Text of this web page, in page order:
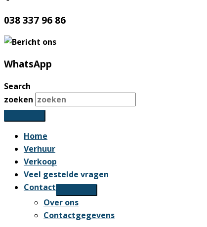
038 337 96 86
WhatsApp
Search
zoeken
Home
Verhuur
Verkoop
Veel gestelde vragen
Contact
Over ons
Contactgegevens